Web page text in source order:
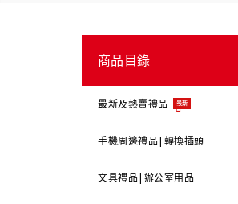
商品目錄
最新及熱賣禮品 最新
手機周邊禮品|轉換插頭
文具禮品|辦公室用品